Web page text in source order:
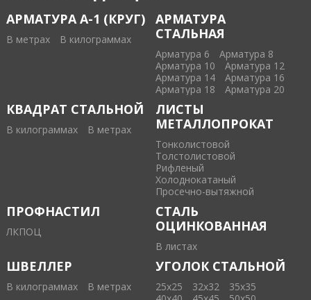
АРМАТУРА А-1 (КРУГ)
В метрах В килограммах
АРМАТУРА
СТАЛЬНАЯ
Арматура 6
Арматура 8
Арматура 10
Арматура 12
Арматура 14
Арматура 16
Арматура 18
Арматура 20
КВАДРАТ СТАЛЬНОЙ
В килограммах В метрах
ЛИСТЫ
МЕТАЛЛОПРОКАТ
Тонколистовой
Толстолистовой
Рифленый
Холоднокатаный
Проcечно-вытяжной
ПРОФНАСТИЛ
ЛКПОЦ
СТАЛЬ
ОЦИНКОВАННАЯ
В листах
ШВЕЛЛЕР
В килограммах В метрах
УГОЛОК СТАЛЬНОЙ
25х25 32х32
35х35